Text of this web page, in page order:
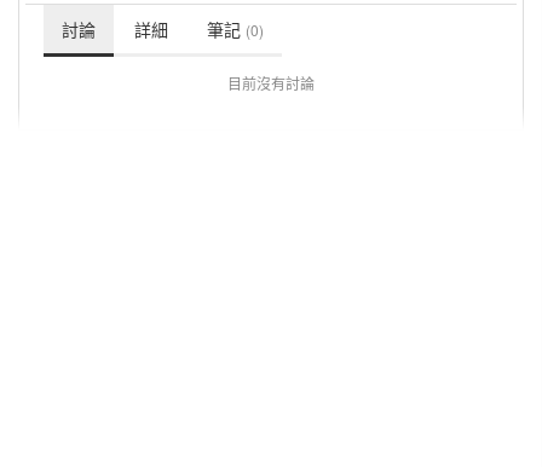
討論 詳細 筆記 (0)
目前沒有討論